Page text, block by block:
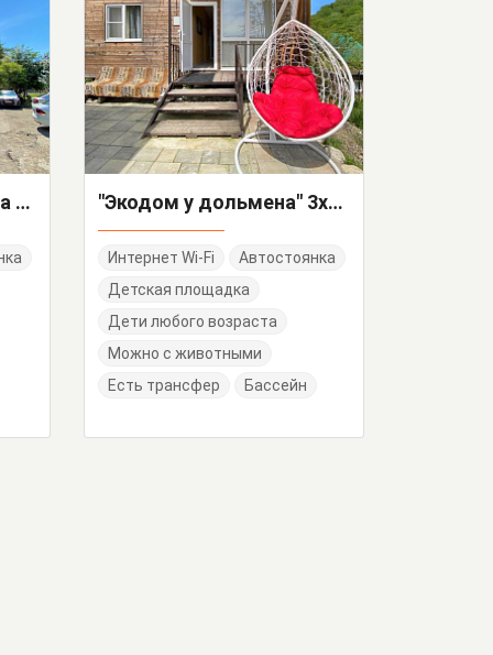
2х-комнатная квартира Курская 56 "Экодом у дольмена" 3х-комнатный дом под-ключ
Интернет Wi-Fi
Автостоянка
Детская площадка
Дети любого возраста
Можно с животными
Есть трансфер
Бассейн